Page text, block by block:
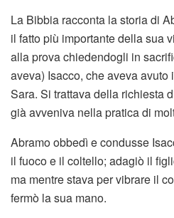
La Bibbia racconta la storia di
il fatto più importante della sua
alla prova chiedendogli in
aveva) Isacco, che aveva
Sara. Si trattava della richiesta
già avveniva nella pratica di
Abramo obbedì e condusse
il fuoco e il coltello; adagiò il
ma mentre stava per vibrare il
fermò la sua mano.